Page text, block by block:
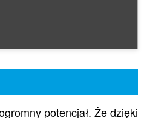
potencjał. Że dzięki